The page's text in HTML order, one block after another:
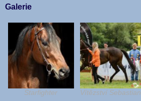
Galerie
Starfighter Vítězství